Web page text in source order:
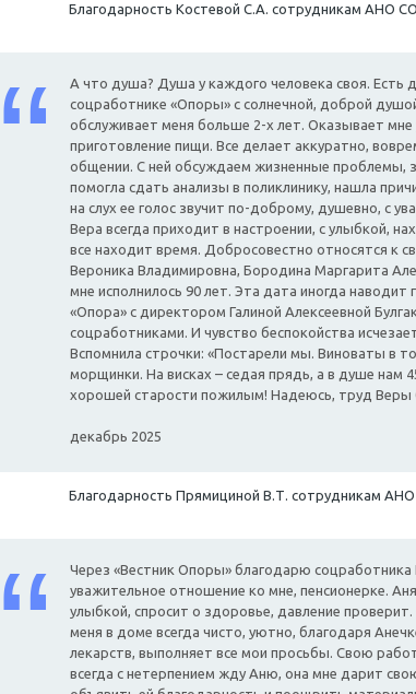
Благодарность Костевой С.А. сотрудникам АНО
А что душа? Душа у каждого человека своя. Есть
соцработнике «Опоры» с солнечной, доброй
обслуживает меня больше 2-х лет. Оказывает мне
приготовление пищи. Все делает аккуратно,
общении. С ней обсуждаем жизненные проблемы,
помогла сдать анализы в поликлинику, нашла
на слух ее голос звучит по-доброму, душевно, с
Вера всегда приходит в настроении, с улыбкой,
все находит время. Добросовестно относятся к
Вероника Владимировна, Бородина Маргарита
мне исполнилось 90 лет. Эта дата иногда
«Опора» с директором Галиной Алексеевной
соцработниками. И чувство беспокойства
Вспомнила строчки: «Постарели мы. Виноваты в
морщинки. На висках – седая прядь, а в душе нам
хорошей старости пожилым! Надеюсь, труд Веры
декабрь 2025
Благодарность Прямициной В.Т. сотрудникам
Через «Вестник Опоры» благодарю
уважительное отношение ко мне, пенсионерке.
улыбкой, спросит о здоровье, давление
меня в доме всегда чисто, уютно, благодаря
лекарств, выполняет все мои просьбы. Свою
всегда с нетерпением жду Аню, она мне дарит